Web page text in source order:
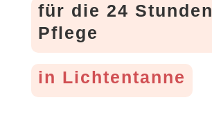
für die 24 Stunden
Pflege
in Lichtentanne